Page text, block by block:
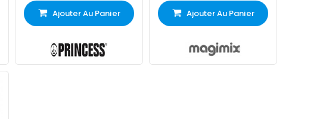
Ajouter Au Panier Ajouter Au Panier